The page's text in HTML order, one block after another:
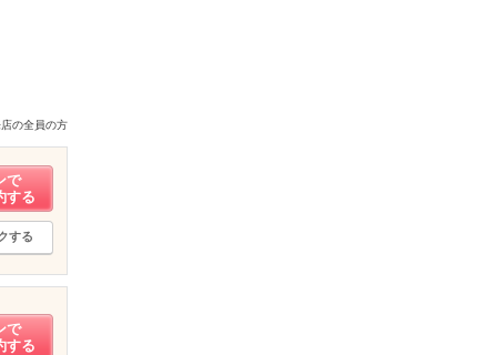
の全員の方
で
する
する
で
する